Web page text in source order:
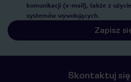
komunikacji (e-mail), także z
systemów wywołujących.
Zapisz
Skontaktuj się